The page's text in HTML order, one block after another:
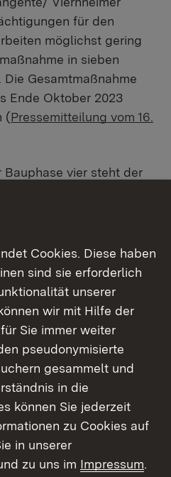
für den
möglichst gering
in sieben
Gesamtmaßnahme
Ende Oktober 2023
(Pressemitteilung vom 16.
vier steht der
für die Bauphase
von einer Woche
fünf
sich das Baufeld
Mannheim).
welches in den
die Einfädelstreifen
wird dafür im
Cookies. Diese haben
sind sie erforderlich
unserer
wir mit Hilfe der
Sie immer weiter
pseudonymisierte
gesammelt und
in die
können Sie jederzeit
zu Cookies auf
in unserer
zu uns im Impressum.